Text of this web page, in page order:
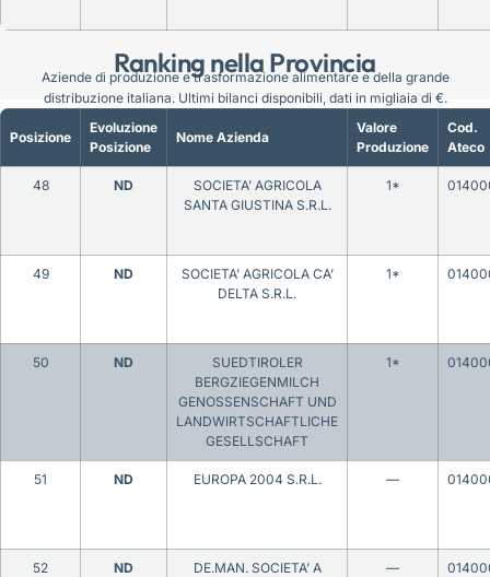
Ranking nella Provincia
Posizione
Evoluzione
Posizione
Nome Azienda
Valore
Produzione
Cod.
Ateco
48 ND
SOCIETA’ AGRICOLA
SANTA GIUSTINA S.R.L.
1*
49 ND
SOCIETA’ AGRICOLA CA’
DELTA S.R.L.
1*
50 ND
SUEDTIROLER
BERGZIEGENMILCH
GENOSSENSCHAFT UND
LANDWIRTSCHAFTLICHE
GESELLSCHAFT
1*
51 ND EUROPA 2004 S.R.L. —
52 ND
DE.MAN. SOCIETA’ A
—
Aziende di produzione e trasformazione alimentare e della grande
distribuzione italiana. Ultimi bilanci disponibili, dati in migliaia di €.